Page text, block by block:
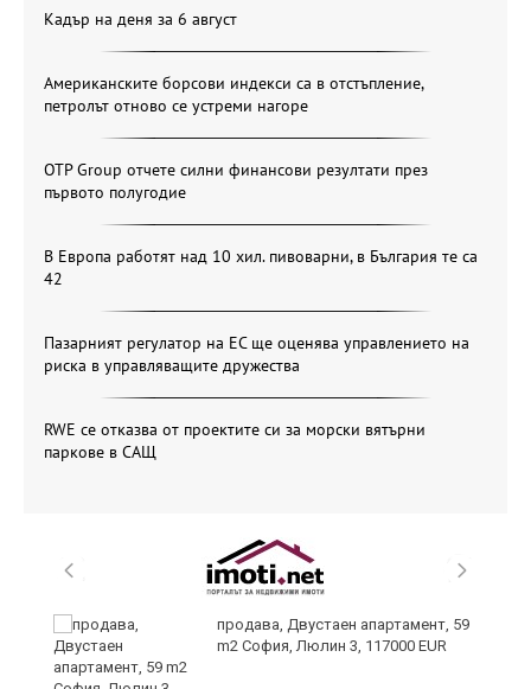
Кадър на деня за 6 август
Американските борсови индекси са в отстъпление,
петролът отново се устреми нагоре
OTP Group отчете силни финансови резултати през
първото полугодие
В Европа работят над 10 хил. пивоварни, в България те са
42
Пазарният регулатор на ЕС ще оценява управлението на
риска в управляващите дружества
RWE се отказва от проектите си за морски вятърни
паркове в САЩ
продава, Двустаен апартамент, 59
m2 София, Люлин 3, 117000 EUR